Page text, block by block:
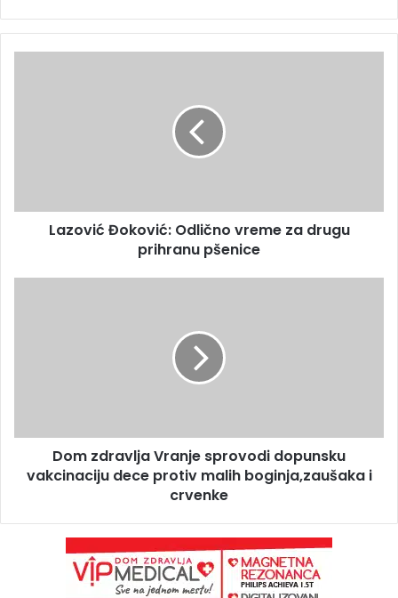
Lazović Đoković: Odlično vreme za drugu
prihranu pšenice
Dom zdravlja Vranje sprovodi dopunsku
vakcinaciju dece protiv malih boginja,zaušaka i
crvenke